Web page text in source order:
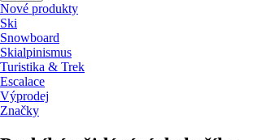
Nové produkty
Ski
Snowboard
Skialpinismus
Turistika & Trek
Escalace
Výprodej
Značky